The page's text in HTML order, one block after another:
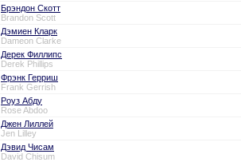
Брэндон Скотт
Brandon Scott
Дэмиен Кларк
Dameon Clarke
Дерек Филлипс
Derek Phillips
Фрэнк Герриш
Frank Gerrish
Роуз Абду
Rose Abdoo
Джен Лиллей
Jen Lilley
Дэвид Чисам
David Chisum